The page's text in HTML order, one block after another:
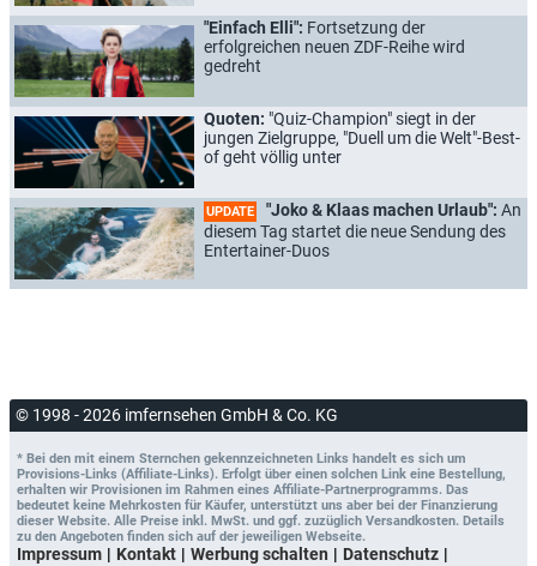
"Einfach Elli": Fortsetzung der
erfolgreichen neuen ZDF-Reihe wird
gedreht
Quoten: "Quiz-Champion" siegt in der
jungen Zielgruppe, "Duell um die Welt"-Best-
of geht völlig unter
UPDATE "Joko & Klaas machen Urlaub": An
diesem Tag startet die neue Sendung des
Entertainer-Duos
© 1998 - 2026 imfernsehen GmbH & Co. KG
* Bei den mit einem Sternchen gekennzeichneten Links handelt es sich um
Provisions-Links (Affiliate-Links). Erfolgt über einen solchen Link eine Bestellung,
erhalten wir Provisionen im Rahmen eines Affiliate-Partnerprogramms. Das
bedeutet keine Mehrkosten für Käufer, unterstützt uns aber bei der Finanzierung
dieser Website. Alle Preise inkl. MwSt. und ggf. zuzüglich Versandkosten. Details
zu den Angeboten finden sich auf der jeweiligen Webseite.
Impressum Kontakt Werbung schalten
Datenschutz